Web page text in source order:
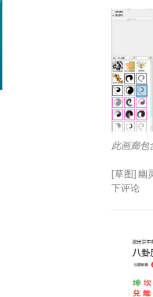
此画廊包
[草图] 幽
下评论